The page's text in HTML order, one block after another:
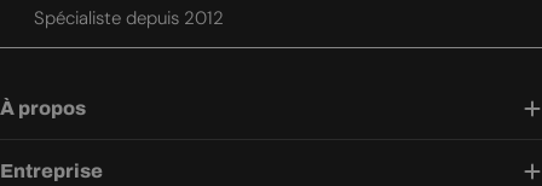
Spécialiste depuis 2012
À propos
Entreprise